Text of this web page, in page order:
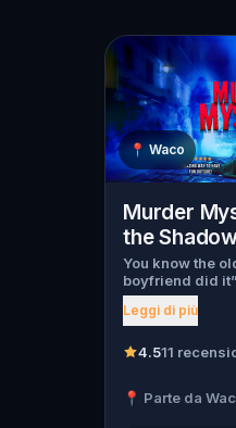
📍 Waco
Murder
the
You know the
boyfriend did
night, love
Bella
found dead
truth. Was it
Leggi di più
4.511
📍 Parte da